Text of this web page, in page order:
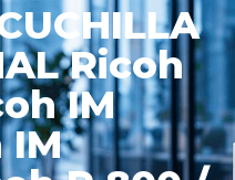
Ricoh
IM
IM